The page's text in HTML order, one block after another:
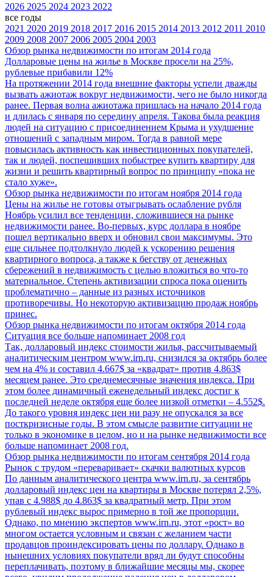
2026 2025 2024 2023 2022
все годы
2021 2020 2019 2018 2017 2016 2015 2014 2013 2012 2011 2010
2009 2008 2007 2006 2005 2004 2003
Обзор рынка недвижимости по итогам 2014 года
Долларовые цены на жилье в Москве просели на 25%,
рублевые прибавили 12%
На протяжении 2014 года внешние факторы успели дважды
вызвать ажиотаж вокруг недвижимости, чего не было никогда
ранее. Первая волна ажиотажа пришлась на начало 2014 года
и длилась с января по середину апреля. Такова была реакция
людей на ситуацию с присоединением Крыма и ухудшение
отношений с западным миром. Тогда в равной мере
повысилась активность как инвестиционных покупателей,
так и людей, поспешивших побыстрее купить квартиру для
жизни и решить квартирный вопрос по принципу «пока не
стало хуже».
Обзор рынка недвижимости по итогам ноября 2014 года
Цены на жилье не готовы отыгрывать ослабление рубля
Ноябрь усилил все тенденции, сложившиеся на рынке
недвижимости ранее. Во-первых, курс доллара в ноябре
пошел вертикально вверх и обновил свои максимумы. Это
еще сильнее подтолкнуло людей к ускорению решения
квартирного вопроса, а также к бегству от денежных
сбережений в недвижимость с целью вложиться во что-то
материальное. Степень активизации спроса пока оценить
проблематично – данные из разных источников
противоречивы. Но некоторую активизацию продаж ноябрь
принес.
Обзор рынка недвижимости по итогам октября 2014 года
Ситуация все больше напоминает 2008 год
Так, долларовый индекс стоимости жилья, рассчитываемый
аналитическим центром www.irn.ru, снизился за октябрь более
чем на 4% и составил 4.667$ за «квадрат» против 4.863$
месяцем ранее. Это среднемесячные значения индекса. При
этом более динамичный еженедельный индекс достиг к
последней неделе октября еще более низкой отметки – 4.552$.
До такого уровня индекс цен ни разу не опускался за все
посткризисные годы. В этом смысле развитие ситуации не
только в экономике в целом, но и на рынке недвижимости все
больше напоминает 2008 год.
Обзор рынка недвижимости по итогам сентября 2014 года
Рынок с трудом «переваривает» скачки валютных курсов
По данным аналитического центра www.irn.ru, за сентябрь
долларовый индекс цен на квартиры в Москве потерял 2,5%,
упав с 4.988$ до 4.863$ за квадратный метр. При этом
рублевый индекс вырос примерно в той же пропорции.
Однако, по мнению экспертов www.irn.ru, этот «рост» во
многом остается условным и связан с желанием части
продавцов проиндексировать цены по доллару. Однако в
нынешних условиях покупатели вряд ли будут способны
переплачивать, поэтому в ближайшие месяцы мы, скорее